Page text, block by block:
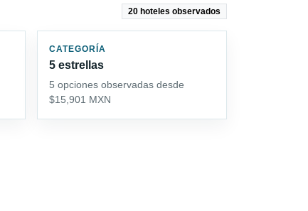
20 hoteles observados
CATEGORÍA
5 estrellas
5 opciones observadas desde
$15,901 MXN